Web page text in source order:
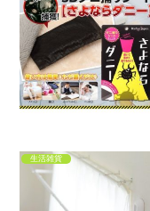
生活雑貨